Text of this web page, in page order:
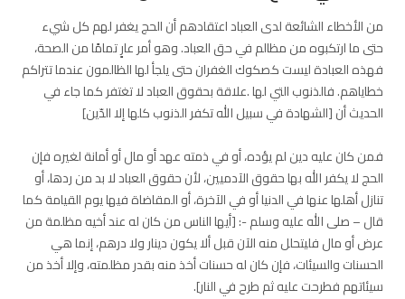
من الأخطاء الشائعة لدى العباد اعتقادهم أن الحج يغفر لهم كل شيء
حتى ما ارتكبوه من مظالم في حق العباد. وهو أمر عارٍ تمامًا من الصحة،
فهذه العبادة ليست كصكوك الغفران حتى يلجأ لها الظالمون عندما تتراكم
خطاياهم. فالذنوب التي لها .علاقة بحقوق العباد لا تغتفر كما جاء في
الحديث أن [الشهادة في سبيل الله تكفر الذنوب كلها إلا الدّين]
فمن كان عليه دين لم يؤده، أو في ذمته عهد أو مال أو أمانة لغيره فإن
الحج لا يكفر الله بها حقوق الآدميين، لأن حقوق العباد لا بد من ردها، أو
تنازل أهلها عنها في الدنيا أو في الآخرة، أو المقاضاة فيها يوم القيامة كما
قال – صلى الله عليه وسلم -: [أيها الناس من كان له عند أخيه مظلمة من
عرض أو مال فليتحلل منه الآن قبل ألا يكون دينار ولا درهم، إنما هي
الحسنات والسيئات، فإن كان له حسنات أخذ منه بقدر مظلمته، وإلا أخذ من
سيئاتهم فطرحت عليه ثم طرح في النار].